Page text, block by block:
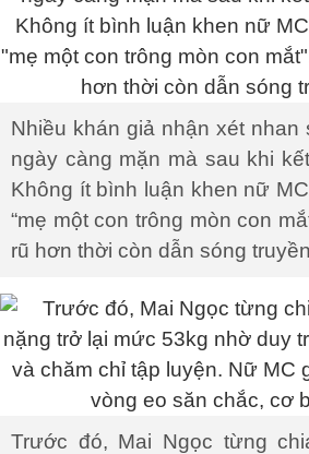
Nhiều khán giả nhận xét nhan
ngày càng mặn mà sau khi
Không ít bình luận khen nữ
“mẹ một con trông mòn con
rũ hơn thời còn dẫn sóng
Trước đó, Mai Ngọc từng